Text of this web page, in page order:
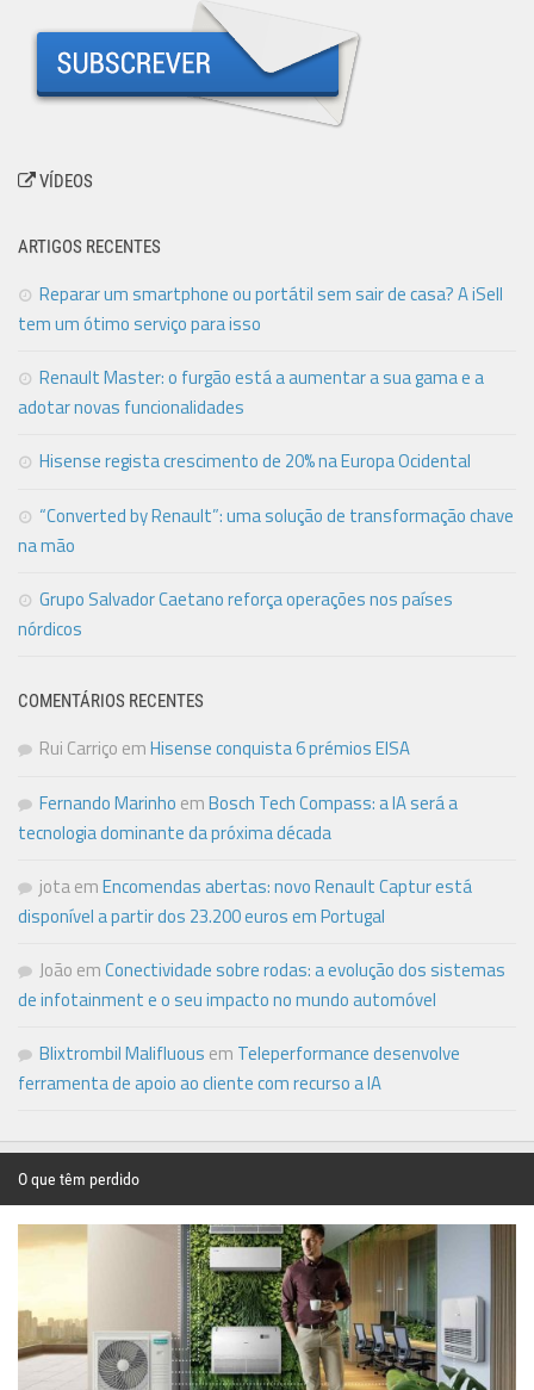
VÍDEOS
ARTIGOS RECENTES
Reparar um smartphone ou portátil sem sair de casa? A iSell
tem um ótimo serviço para isso
Renault Master: o furgão está a aumentar a sua gama e a
adotar novas funcionalidades
Hisense regista crescimento de 20% na Europa Ocidental
“Converted by Renault”: uma solução de transformação chave
na mão
Grupo Salvador Caetano reforça operações nos países
nórdicos
COMENTÁRIOS RECENTES
Rui Carriço emHisense conquista 6 prémios EISA
Fernando Marinho emBosch Tech Compass: a IA será a
tecnologia dominante da próxima década
jotaemEncomendas abertas: novo Renault Captur está
disponível a partir dos 23.200 euros em Portugal
João emConectividade sobre rodas: a evolução dos sistemas
de infotainment e o seu impacto no mundo automóvel
Blixtrombil Malifluous em Teleperformance desenvolve
ferramenta de apoio ao cliente com recurso a IA
O que têm perdido